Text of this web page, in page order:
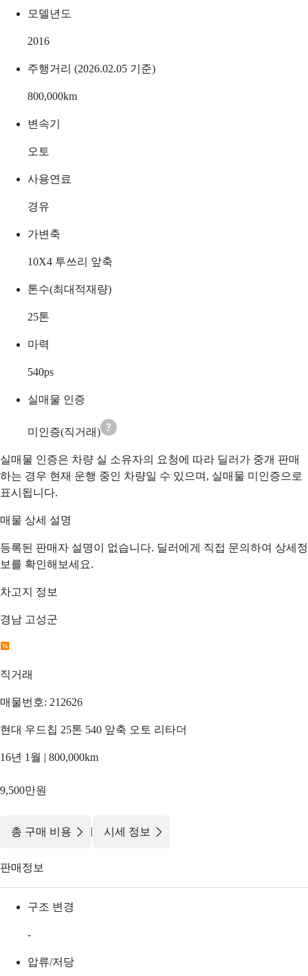
모델년도
2016
주행거리 (2026.02.05 기준)
800,000km
변속기
오토
사용연료
경유
가변축
10X4 투쓰리 앞축
톤수(최대적재량)
25톤
마력
540ps
실매물 인증
미인증(직거래)
실매물 인증은 차량 실 소유자의 요청에 따라 딜러가 중개 판매
하는 경우 현재 운행 중인 차량일 수 있으며, 실매물 미인증으로
표시됩니다.
매물 상세 설명
등록된 판매자 설명이 없습니다. 딜러에게 직접 문의하여 상세정
보를 확인해보세요.
차고지 정보
경남 고성군
직거래
매물번호: 212626
현대 우드칩 25톤 540 앞축 오토 리타더
16년 1월 | 800,000km
9,500만원
총 구매 비용 | 시세 정보
판매정보
구조 변경
-
압류/저당